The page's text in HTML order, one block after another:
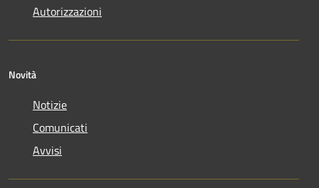
Autorizzazioni
Novità
Notizie
Comunicati
Avvisi